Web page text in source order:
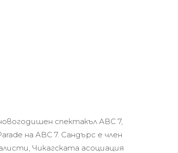
спектакъл ABC 7,
на ABC 7. Сандърс е член
Чикагската асоциация